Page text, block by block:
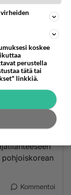
on
Kommentoi
koskee
perustella
tätä tai
linkkiä.